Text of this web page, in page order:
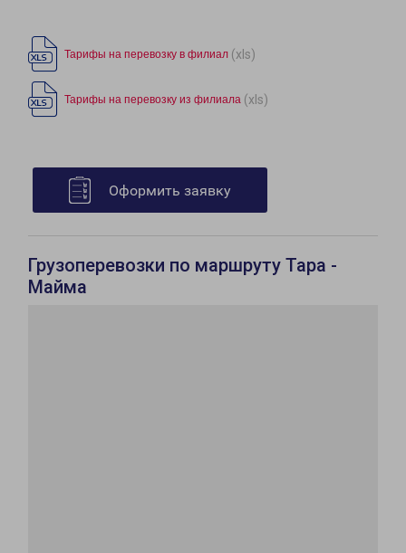
Тарифы на перевозку в филиал (xls)
Тарифы на перевозку из филиала (xls)
Оформить заявку
Грузоперевозки по маршруту Тара -
Майма